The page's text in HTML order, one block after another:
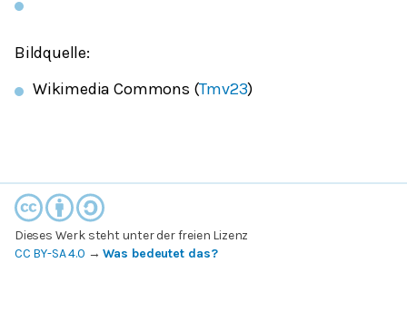
Bildquelle:
Wikimedia Commons (Tmv23)
Dieses Werk steht unter der freien Lizenz
CC BY-SA 4.0 →Was bedeutet das?